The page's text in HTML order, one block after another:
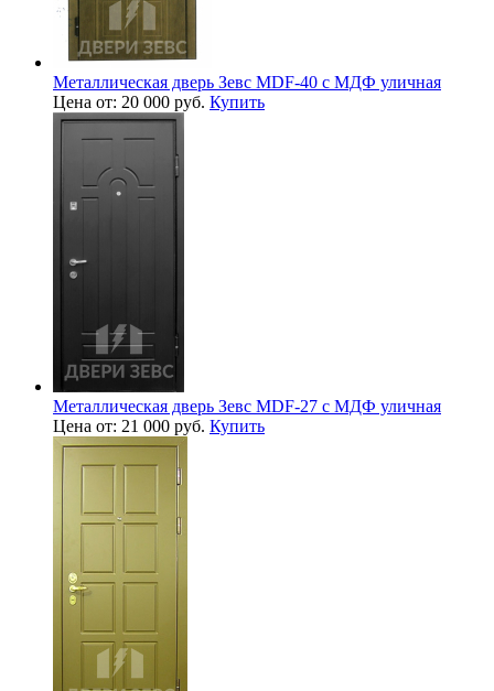
Металлическая дверь Зевс MDF-40 с МДФ уличная
Цена от: 20 000 руб. Купить
Металлическая дверь Зевс MDF-27 с МДФ уличная
Цена от: 21 000 руб. Купить